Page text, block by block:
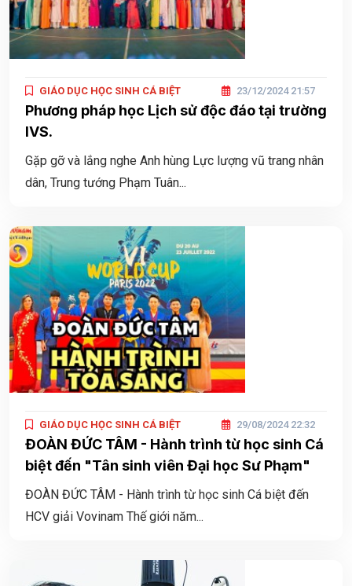
GIÁO DỤC HỌC SINH CÁ BIỆT 23/12/2024 21:57
Phương pháp học Lịch sử độc đáo tại trường
IVS.
Gặp gỡ và lắng nghe Anh hùng Lực lượng vũ trang nhân
dân, Trung tướng Phạm Tuân...
GIÁO DỤC HỌC SINH CÁ BIỆT 29/08/2024 22:32
ĐOÀN ĐỨC TÂM - Hành trình từ học sinh Cá
biệt đến "Tân sinh viên Đại học Sư Phạm"
ĐOÀN ĐỨC TÂM - Hành trình từ học sinh Cá biệt đến
HCV giải Vovinam Thế giới năm...